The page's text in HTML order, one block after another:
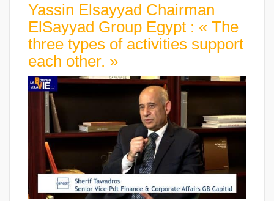
Yassin Elsayyad Chairman
ElSayyad Group Egypt : « The
three types of activities support
each other. »